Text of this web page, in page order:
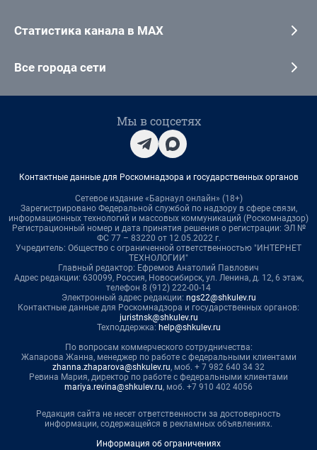
Статистика канала в MAX
Все города сети
Мы в соцсетях
Контактные данные для Роскомнадзора и государственных органов
Сетевое издание «Барнаул онлайн» (18+)
Зарегистрировано Федеральной службой по надзору в сфере связи,
информационных технологий и массовых коммуникаций (Роскомнадзор)
Регистрационный номер и дата принятия решения о регистрации: ЭЛ №
ФС 77 – 83220 от 12.05.2022 г.
Учредитель: Общество с ограниченной ответственностью "ИНТЕРНЕТ
ТЕХНОЛОГИИ"
Главный редактор: Ефремов Анатолий Павлович
Адрес редакции: 630099, Россия, Новосибирск, ул. Ленина, д. 12, 6 этаж,
телефон 8 (912) 222-00-14
Электронный адрес редакции: ngs22@shkulev.ru
Контактные данные для Роскомнадзора и государственных органов:
juristnsk@shkulev.ru
Техподдержка: help@shkulev.ru
По вопросам коммерческого сотрудничества:
Жапарова Жанна, менеджер по работе с федеральными клиентами
zhanna.zhaparova@shkulev.ru, моб. + 7 982 640 34 32
Ревина Мария, директор по работе с федеральными клиентами
mariya.revina@shkulev.ru, моб. +7 910 402 4056
Редакция сайта не несет ответственности за достоверность
информации, содержащейся в рекламных объявлениях.
Информация об ограничениях